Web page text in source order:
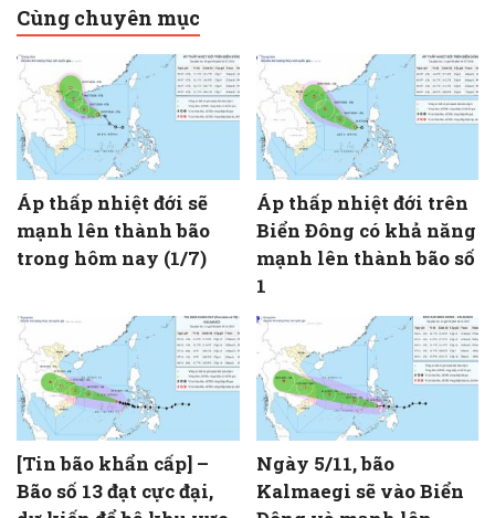
Cùng chuyên mục
Áp thấp nhiệt đới sẽ
mạnh lên thành bão
trong hôm nay (1/7)
Áp thấp nhiệt đới trên
Biển Đông có khả năng
mạnh lên thành bão số
1
[Tin bão khẩn cấp] –
Bão số 13 đạt cực đại,
Ngày 5/11, bão
Kalmaegi sẽ vào Biển